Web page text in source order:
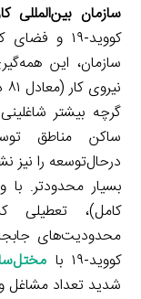
سازمان بین‌المللی
کووید-۱۹
گرچه بیشتر
درحال‌توسعه را نیز
بسیار محدودتر. با
کامل)، تعطیلی
محدودیت‌های
کووید-۱۹ با
شدید تعداد